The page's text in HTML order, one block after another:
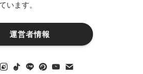
います。
運営者情報